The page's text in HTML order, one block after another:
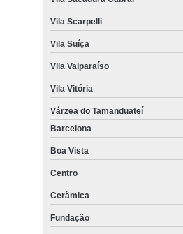
Vila Scarpelli
Vila Suíça
Vila Valparaíso
Vila Vitória
Várzea do Tamanduateí
Barcelona
Boa Vista
Centro
Cerâmica
Fundação